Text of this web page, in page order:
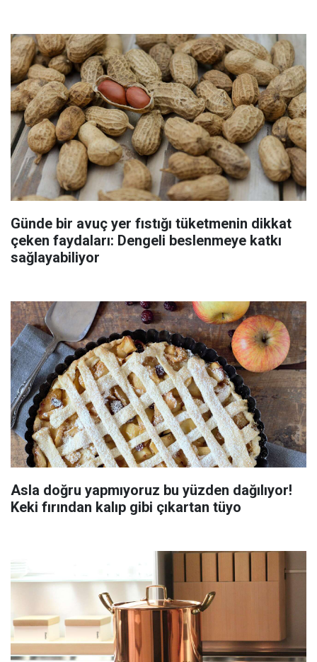
Günde bir avuç yer fıstığı tüketmenin dikkat
çeken faydaları: Dengeli beslenmeye katkı
sağlayabiliyor
Asla doğru yapmıyoruz bu yüzden dağılıyor!
Keki fırından kalıp gibi çıkartan tüyo